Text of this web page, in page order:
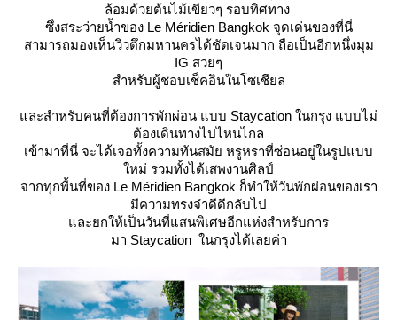
ล้อมด้วยต้นไม้เขียวๆ รอบทิศทาง
ซึ่งสระว่ายน้ำของ Le Méridien Bangkok จุดเด่นของที่นี่
สามารถมองเห็นวิวตึกมหานครได้ชัดเจนมาก ถือเป็นอีกหนึ่งมุม
IG สวยๆ
สำหรับผู้ชอบเช็คอินในโซเชียล
ละสำหรับคนที่ต้องการพักผ่อน แบบ Staycation ในกรุง แบบไม่
ต้องเดินทางไปไหนไกล
เข้ามาที่นี่ จะได้เจอทั้งความทันสมัย หรูหราที่ซ่อนอยู่ในรูปแบบ
หม่ รวมทั้งได้เสพงานศิลป์
จากทุกพื้นที่ของ Le Méridien Bangkok ก็ทำให้วันพักผ่อนของเรา
มีความทรงจำดีดีกลับไป
ละยกให้เป็นวันที่แสนพิเศษอีกแห่งสำหรับการ
มา Staycation ในกรุงได้เลยค่า